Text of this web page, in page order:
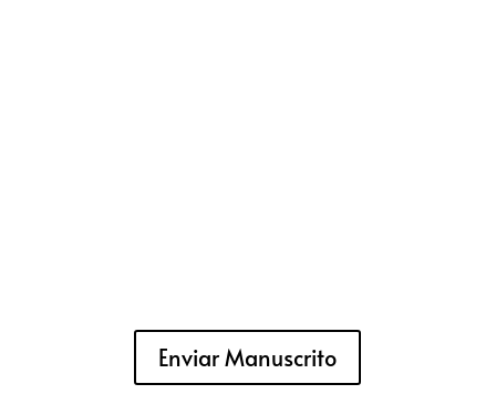
Enviar Manuscrito